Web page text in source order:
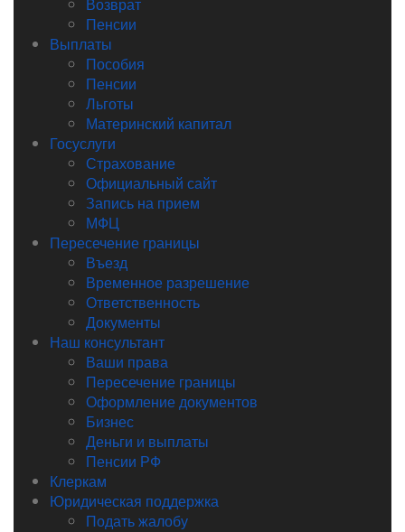
Возврат
Пенсии
Выплаты
Пособия
Пенсии
Льготы
Материнский капитал
Госуслуги
Страхование
Официальный сайт
Запись на прием
МФЦ
Пересечение границы
Въезд
Временное разрешение
Ответственность
Документы
Наш консультант
Ваши права
Пересечение границы
Оформление документов
Бизнес
Деньги и выплаты
Пенсии РФ
Клеркам
Юридическая поддержка
Подать жалобу